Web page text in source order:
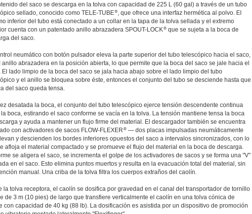
del saco se descarga en la tolva con capacidad de 225 L (60 gal) a través de un tubo
sellado, conocido como TELE-TUBE®, que ofrece una interfaz hermética al polvo. El
inferior del tubo está conectado a un collar en la tapa de la tolva sellada y el extremo
cuenta con un patentado anillo abrazadera SPOUT-LOCK®que se sujeta a la boca de
del saco.
neumático con botón pulsador eleva la parte superior del tubo telescópico hacia el saco,
anillo abrazadera en la posición abierta, lo que permite que la boca del saco se jale hacia el
El lado limpio de la boca del saco se jala hacia abajo sobre el lado limpio del tubo
y el anillo se bloquea sobre éste, entonces el conjunto del tubo se desciende hasta que
del saco queda tensa.
desatada la boca, el conjunto del tubo telescópico ejerce tensión descendente continua
boca, estirando el saco conforme se vacía en la tolva. La tensión mantiene tensa la boca
y ayuda a mantener un flujo firme del material. El descargador también se encuentra
con activadores de sacos FLOW-FLEXER ®— dos placas impulsadas neumáticamente
y descienden los bordes inferiores opuestos del saco a intervalos sincronizados, con lo
afloja el material compactado y se promueve el flujo del material en la boca de descarga.
se aligera el saco, se incrementa el golpe de los activadores de sacos y se forma una "V"
en el saco. Esto elimina puntos muertos y resulta en la evacuación total del material, sin
manual. Una criba de la tolva filtra los cuerpos extraños del caolín.
la tolva receptora, el caolín se dosifica por gravedad en el canal del transportador de tornillo
de 3 m (10 pies) de largo que transfiere verticalmente el caolín en una tolva cónica de
con capacidad de 40 kg (88 lb). La dosificación es asistida por un dispositivo de promoción